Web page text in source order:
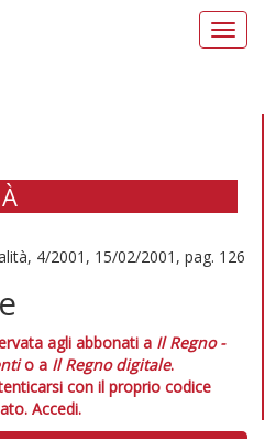
4/2001, 15/02/2001, pag. 126
agli abbonati a Il Regno -
o a Il Regno digitale.
con il proprio codice
Accedi.